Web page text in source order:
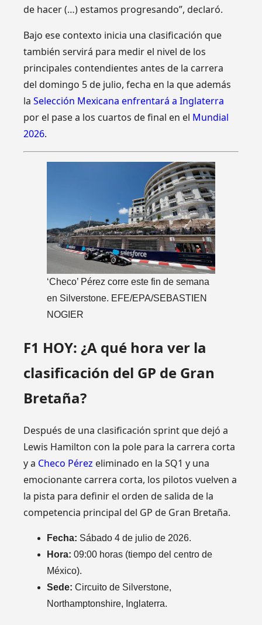
de hacer (…) estamos progresando”, declaró.
Bajo ese contexto inicia una clasificación que
también servirá para medir el nivel de los
principales contendientes antes de la carrera
del domingo 5 de julio, fecha en la que además
laSelección Mexicana enfrentará a Inglaterra
por el pase a los cuartos de final en el Mundial
2026.
‘Checo’ Pérez corre este fin de semana
en Silverstone. EFE/EPA/SEBASTIEN
NOGIER
F1 HOY: ¿A qué hora ver la
clasificación del GP de Gran
Bretaña?
Después de una clasificación sprint que dejó a
Lewis Hamilton con la pole para la carrera corta
y a Checo Pérez eliminado en la SQ1 y una
emocionante carrera corta, los pilotos vuelven a
la pista para definir el orden de salida de la
competencia principal del GP de Gran Bretaña.
Fecha: Sábado 4 de julio de 2026.
Hora: 09:00 horas (tiempo del centro de
México).
Sede: Circuito de Silverstone,
Northamptonshire, Inglaterra.